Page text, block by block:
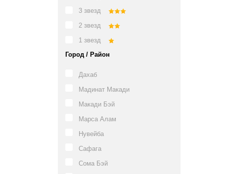
3 звезд
2 звезд
1 звезд
Город / Район
Дахаб
Мадинат Макади
Макади Бэй
Марса Алам
Нувейба
Сафага
Сома Бэй